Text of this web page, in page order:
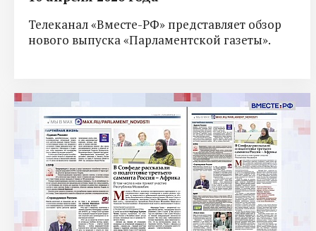
Телеканал «Вместе-РФ» представляет обзор
нового выпуска «Парламентской газеты».